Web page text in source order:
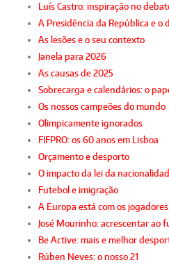
Luís Castro: inspiração no
A Presidência da República e o
As lesões e o seu contexto
Janela para 2026
As causas de 2025
Sobrecarga e calendários: o
Os nossos campeões do mundo
Olimpicamente ignorados
FIFPRO: os 60 anos em Lisboa
Orçamento e desporto
O impacto da lei da
Futebol e imigração
A Europa está com os jogadores
José Mourinho: acrescentar ao
Be Active: mais e melhor
Rúben Neves: o nosso 21